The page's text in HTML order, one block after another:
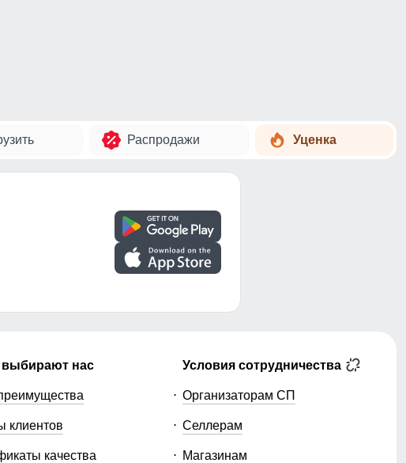
Распродажи Уценка
выбирают нас
клиентов
качества
Условия сотрудничества
Организаторам СП
Селлерам
Магазинам